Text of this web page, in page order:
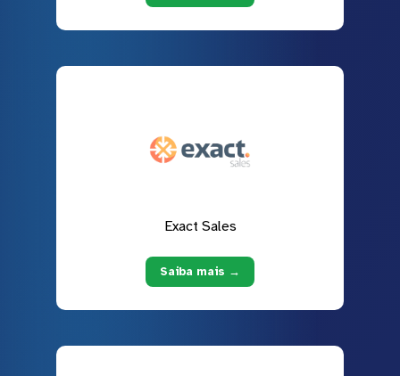
Exact Sales
Saiba mais →